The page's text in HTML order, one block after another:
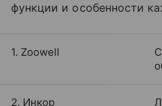
функции и особенности
1. Zoowell
2. Инкор